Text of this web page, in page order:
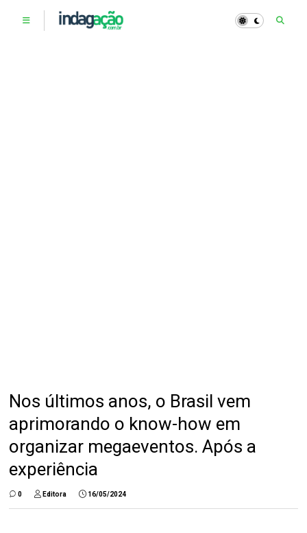
Nos últimos anos, o Brasil vem
aprimorando o know-how em
organizar megaeventos. Após a
experiência
0 Editora 16/05/2024